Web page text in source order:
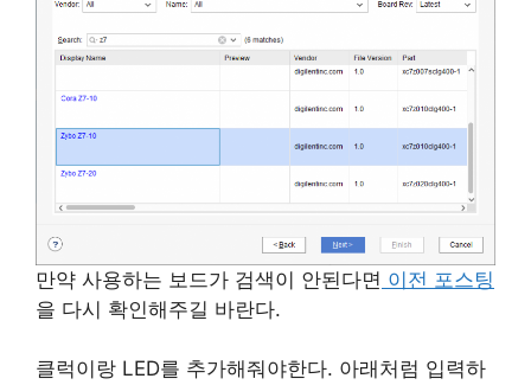
만약 사용하는 보드가 검색이 안된다면 이전 포스팅
을 다시 확인해주길 바란다.
클럭이랑 LED를 추가해줘야한다. 아래처럼 입력하